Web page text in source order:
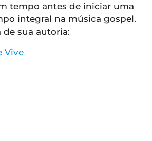
tempo antes de iniciar uma
integral na música gospel.
de sua autoria:
Vive